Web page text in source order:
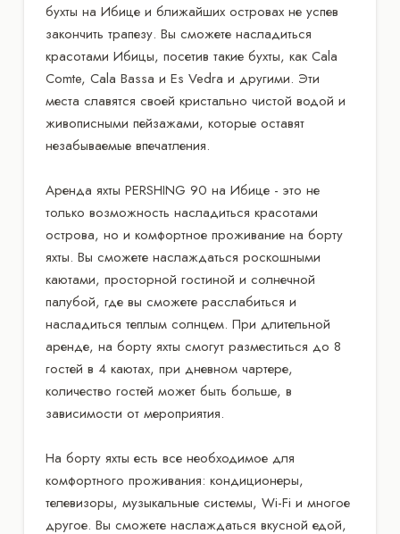
бухты на Ибице и ближайших островах не успев
закончить трапезу. Вы сможете насладиться
красотами Ибицы, посетив такие бухты, как Cala
Comte, Cala Bassa и Es Vedra и другими. Эти
места славятся своей кристально чистой водой и
живописными пейзажами, которые оставят
незабываемые впечатления.
Аренда яхты PERSHING 90 на Ибице - это не
только возможность насладиться красотами
острова, но и комфортное проживание на борту
яхты. Вы сможете наслаждаться роскошными
каютами, просторной гостиной и солнечной
палубой, где вы сможете расслабиться и
насладиться теплым солнцем. При длительной
аренде, на борту яхты смогут разместиться до 8
гостей в 4 каютах, при дневном чартере,
количество гостей может быть больше, в
зависимости от мероприятия.
На борту яхты есть все необходимое для
комфортного проживания: кондиционеры,
телевизоры, музыкальные системы, Wi-Fi и многое
другое. Вы сможете наслаждаться вкусной едой,